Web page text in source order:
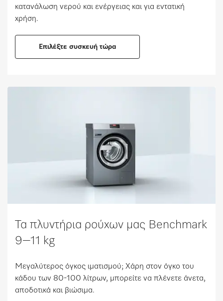
κατανάλωση νερού και ενέργειας και για εντατική
χρήση. ​
Επιλέξτε συσκευή τώρα
Τα πλυντήρια ρούχων μας Benchmark
9–11 kg
Μεγαλύτερος όγκος ιματισμού; Χάρη στον όγκο του
κάδου των 80-100 λίτρων, μπορείτε να πλένετε άνετα,
αποδοτικά και βιώσιμα.